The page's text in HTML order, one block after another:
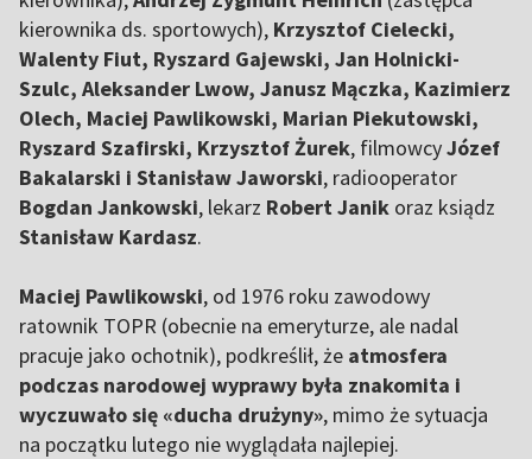
kierownika ds. sportowych), Krzysztof Cielecki,
Walenty Fiut, Ryszard Gajewski, Jan Holnicki-
Szulc, Aleksander Lwow, Janusz Mączka, Kazimierz
Olech, Maciej Pawlikowski, Marian Piekutowski,
Ryszard Szafirski, Krzysztof Żurek, filmowcyJózef
Bakalarski i Stanisław Jaworski, radiooperator
Bogdan Jankowski, lekarz Robert Janik oraz ksiądz
Stanisław Kardasz.
Maciej Pawlikowski, od 1976 roku zawodowy
ratownik TOPR (obecnie na emeryturze, ale nadal
pracuje jako ochotnik), podkreślił, że atmosfera
podczas narodowej wyprawy była znakomita i
wyczuwało się «ducha drużyny», mimo że sytuacja
na początku lutego nie wyglądała najlepiej.